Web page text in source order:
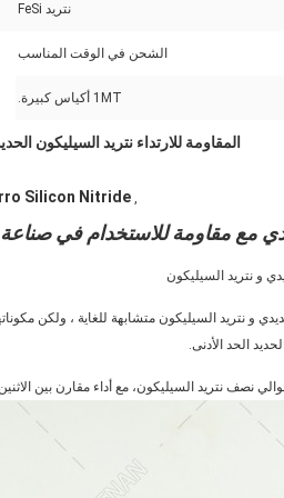
نتريد FeSi
الشحن في الوقت المناسب
1MT أكياس كبيرة.
المقاومة للارتداء نتريد السيليكون
,
Silicon Nitride
مع مقاومة للاستخدام في
و نتريد السيليكون
و نتريد السيليكون متشابهة للغاية ، ولكن
الحد الأدنى.
نصف نتريد السيليكون، مع أداء مقارن بين